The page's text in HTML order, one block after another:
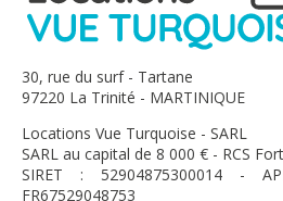
30, rue du surf - Tartane
97220 La Trinité - MARTINIQUE
Locations Vue Turquoise - SARL
SARL au capital de 8 000 € - RCS
SIRET : 52904875300014 -
FR67529048753